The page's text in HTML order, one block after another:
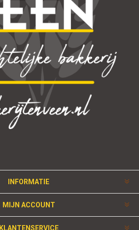
INFORMATIE
MIJN ACCOUNT
KLANTENSERVICE